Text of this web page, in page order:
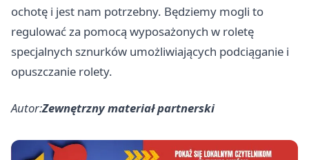
ochotę i jest nam potrzebny. Będziemy mogli to
regulować za pomocą wyposażonych w roletę
specjalnych sznurków umożliwiających podciąganie i
opuszczanie rolety.
Autor:Zewnętrzny materiał partnerski